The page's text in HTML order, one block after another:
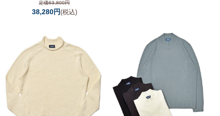
定価63,800円
38,280円(税込)